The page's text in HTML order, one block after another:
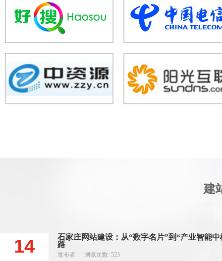
建
14
石家庄网站建设：从“数字名片”到“产业智能
路
发布者: 浏览次数: 523